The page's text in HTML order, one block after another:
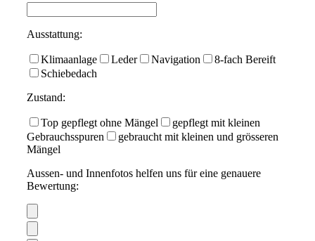
Ausstattung:
Klimaanlage Leder Navigation
8-fach Bereift
Schiebedach
Zustand:
Top gepflegt ohne Mängel
gepflegt mit kleinen
Gebrauchsspuren
gebraucht mit kleinen und grösseren
Mängel
Aussen- und Innenfotos helfen uns für eine genauere
Bewertung: